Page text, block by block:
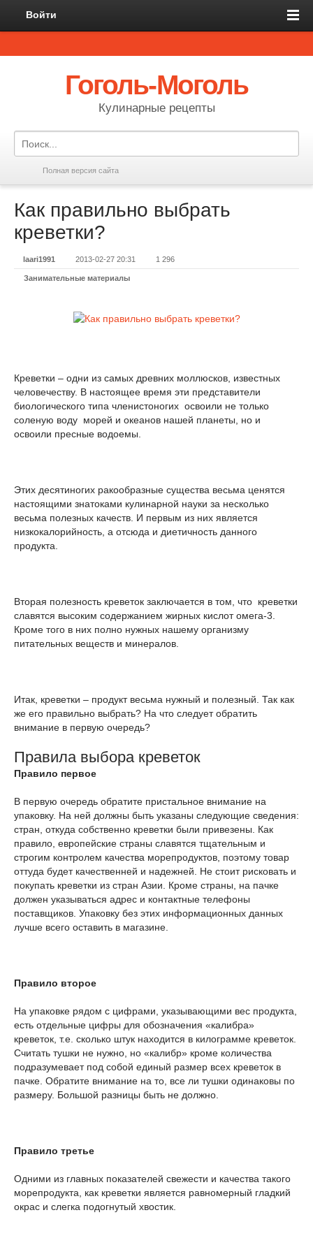
Войти
Гоголь-Моголь
Кулинарные рецепты
Полная версия сайта
Как правильно выбрать
креветки?
laari1991 2013-02-27 20:31 1 296
Занимательные материалы
Креветки – одни из самых древних моллюсков, известных
человечеству. В настоящее время эти представители
биологического типа членистоногих освоили не только
соленую воду морей и океанов нашей планеты, но и
освоили пресные водоемы.
Этих десятиногих ракообразные существа весьма ценятся
настоящими знатоками кулинарной науки за несколько
весьма полезных качеств. И первым из них является
низкокалорийность, а отсюда и диетичность данного
продукта.
Вторая полезность креветок заключается в том, что креветки
славятся высоким содержанием жирных кислот омега-3.
Кроме того в них полно нужных нашему организму
питательных веществ и минералов.
Итак, креветки – продукт весьма нужный и полезный. Так как
же его правильно выбрать? На что следует обратить
внимание в первую очередь?
Правила выбора креветок
Правило первое
В первую очередь обратите пристальное внимание на
упаковку. На ней должны быть указаны следующие сведения:
стран, откуда собственно креветки были привезены. Как
правило, европейские страны славятся тщательным и
строгим контролем качества морепродуктов, поэтому товар
оттуда будет качественней и надежней. Не стоит рисковать и
покупать креветки из стран Азии. Кроме страны, на пачке
должен указываться адрес и контактные телефоны
поставщиков. Упаковку без этих информационных данных
лучше всего оставить в магазине.
Правило второе
На упаковке рядом с цифрами, указывающими вес продукта,
есть отдельные цифры для обозначения «калибра»
креветок, т.е. сколько штук находится в килограмме креветок.
Считать тушки не нужно, но «калибр» кроме количества
подразумевает под собой единый размер всех креветок в
пачке. Обратите внимание на то, все ли тушки одинаковы по
размеру. Большой разницы быть не должно.
Правило третье
Одними из главных показателей свежести и качества такого
морепродукта, как креветки является равномерный гладкий
окрас и слегка подогнутый хвостик.